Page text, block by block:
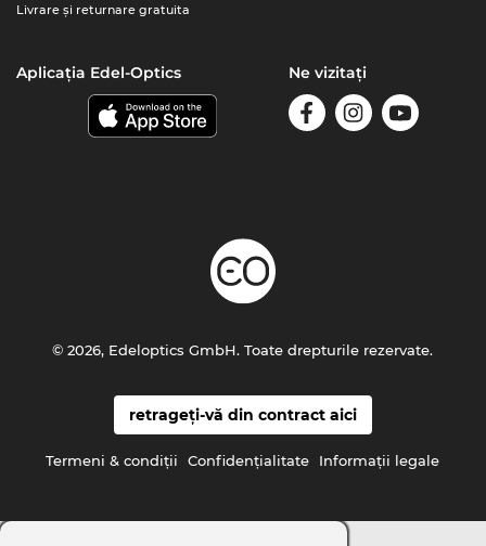
Livrare şi returnare gratuita
Aplicația Edel-Optics Ne vizitați
retrageți-vă din contract aici
Termeni & condiţii Confidenţialitate Informaţii legale
© 2026, Edeloptics GmbH. Toate drepturile rezervate.